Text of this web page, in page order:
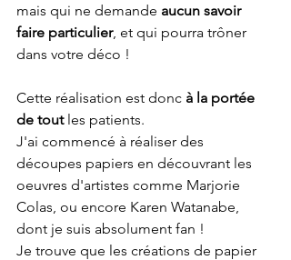
mais qui ne demande aucun savoir
faire particulier, et qui pourra trôner
dans votre déco !
Cette réalisation est donc à la portée
de tout les patients.
J'ai commencé à réaliser des
découpes papiers en découvrant les
oeuvres d'artistes comme Marjorie
Colas, ou encore Karen Watanabe,
dont je suis absolument fan !
Je trouve que les créations de papier